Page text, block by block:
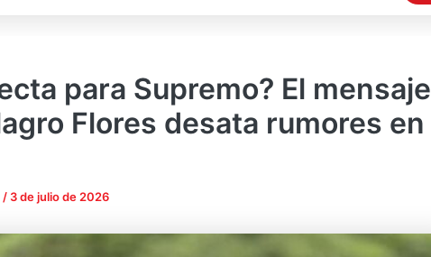
para Supremo? El mensaje
Flores desata rumores en
/ 3 de julio de 2026